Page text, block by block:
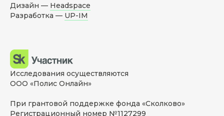
Дизайн — Headspace
Разработка — UP-IM
Исследования осуществляются
ООО «Полис Онлайн»
При грантовой поддержке фонда «Сколково»
Регистрационный номер №1127299